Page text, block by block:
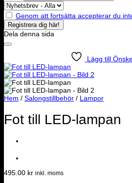
Genom att fortsätta accepterar du
Dela denna sida
Lägg till
Hem / Salongstillbehör / Lampor
Fot till LED-lampan
495.00 kr inkl. moms